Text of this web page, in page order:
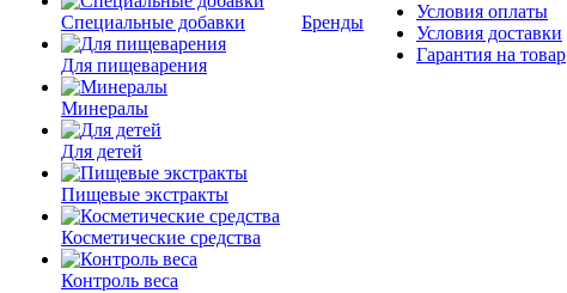
Специальные добавки
Для пищеварения
Минералы
Для детей
Пищевые экстракты
Косметические средства
Контроль веса
Бренды
Условия оплаты
Условия доставки
Гарантия на товар